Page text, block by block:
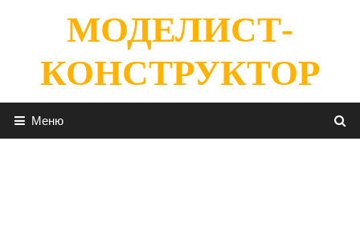
содержимомуМОДЕЛИСТ-
КОНСТРУКТОР
Меню